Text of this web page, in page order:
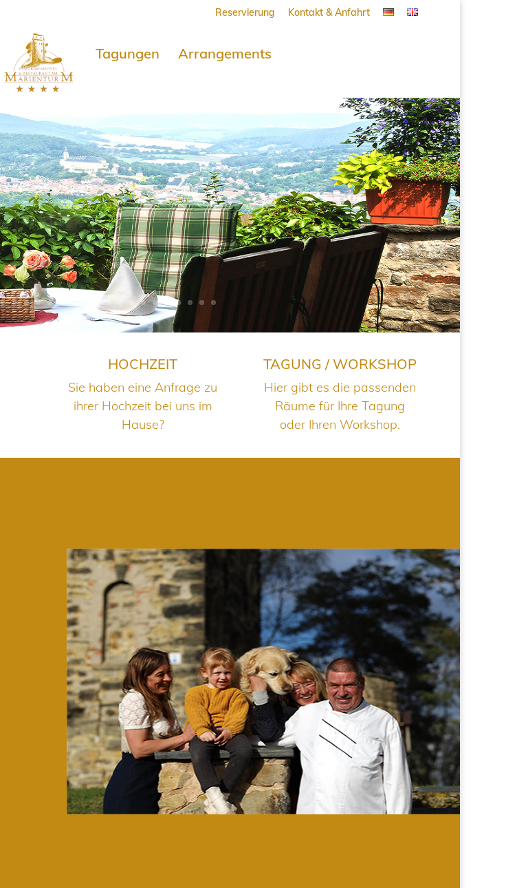
Reservierung Kontakt & Anfahrt
Tagungen Arrangements
HOCHZEIT
Sie haben eine Anfrage zu
ihrer Hochzeit bei uns im
Hause?
TAGUNG / WORKSHOP
Hier gibt es die passenden
Räume für Ihre Tagung
oder Ihren Workshop.